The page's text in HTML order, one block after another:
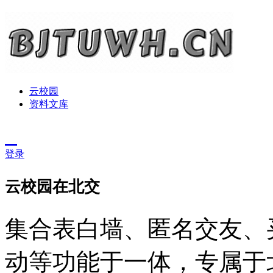
云校园
资料文库
登录
云校园在北交
集合表白墙、匿名交友
动等功能于一体，专属